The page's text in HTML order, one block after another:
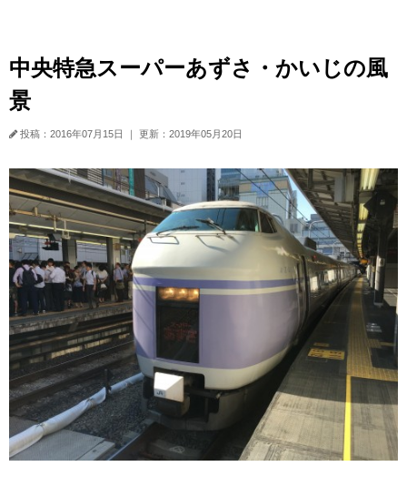
中央特急スーパーあずさ・かいじの風
景
投稿：2016年07月15日 ｜ 更新：2019年05月20日